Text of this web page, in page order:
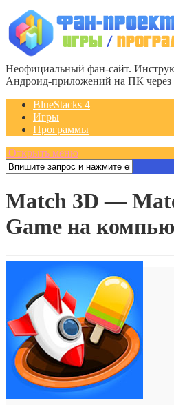
Неофициальный фан-сайт.
Андроид-приложений на ПК через
BlueStacks 4
Игры
Программы
Открыть меню
Match 3D —
Game на